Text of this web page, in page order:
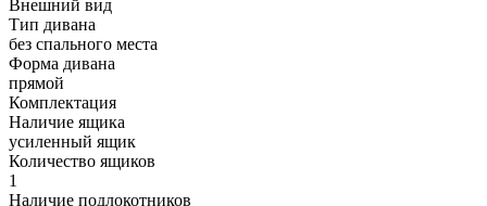
Внешний вид
Тип дивана
без спального места
Форма дивана
прямой
Комплектация
Наличие ящика
усиленный ящик
Количество ящиков
1
Наличие подлокотников